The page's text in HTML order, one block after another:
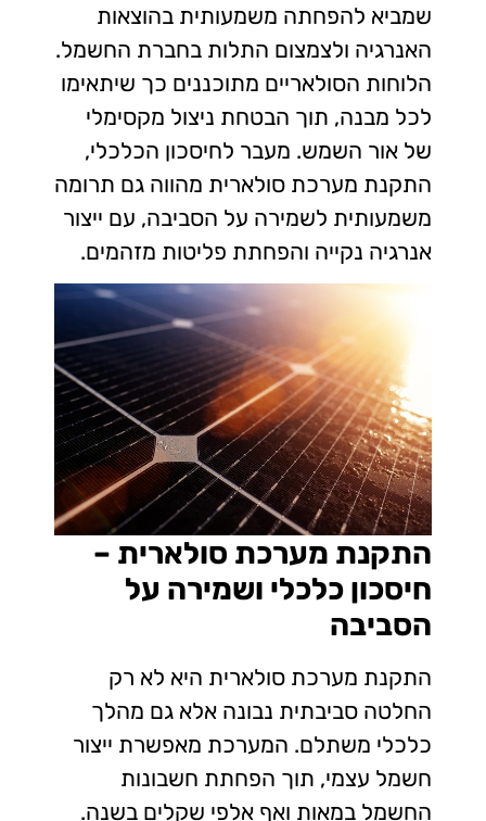
שמביא להפחתה משמעותית בהוצאות
האנרגיה ולצמצום התלות בחברת החשמל.
הלוחות הסולאריים מתוכננים כך שיתאימו
לכל מבנה, תוך הבטחת ניצול מקסימלי
של אור השמש. מעבר לחיסכון הכלכלי,
התקנת מערכת סולארית מהווה גם תרומה
משמעותית לשמירה על הסביבה, עם ייצור
אנרגיה נקייה והפחתת פליטות מזהמים.
התקנת מערכת סולארית –
חיסכון כלכלי ושמירה על
הסביבה
התקנת מערכת סולארית היא לא רק
החלטה סביבתית נבונה אלא גם מהלך
כלכלי משתלם. המערכת מאפשרת ייצור
חשמל עצמי, תוך הפחתת חשבונות
החשמל במאות ואף אלפי שקלים בשנה.